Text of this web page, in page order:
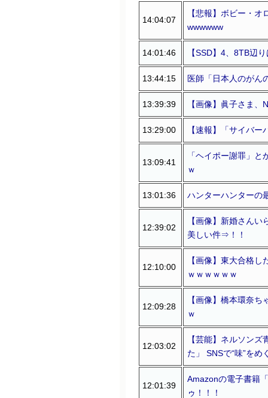
14:04:07
【悲報】ボビー・
wwwwww
14:01:46 【SSD】4、8TB辺
13:44:15 医師「日本人のがん
13:39:39 【画像】眞子さま
13:29:00 【速報】「サイバ
13:09:41
「ヘイポー謝罪」
ｗ
13:01:36 ハンターハンターの
12:39:02
【画像】新婚さん
美しい件⇒！！
12:10:00
【画像】東大合格
ｗｗｗｗｗｗ
12:09:28
【画像】橋本環奈
ｗ
12:03:02
【芸能】ネルソン
た」 SNSで“味”を
12:01:39
Amazonの電子書籍
ゥ！！！